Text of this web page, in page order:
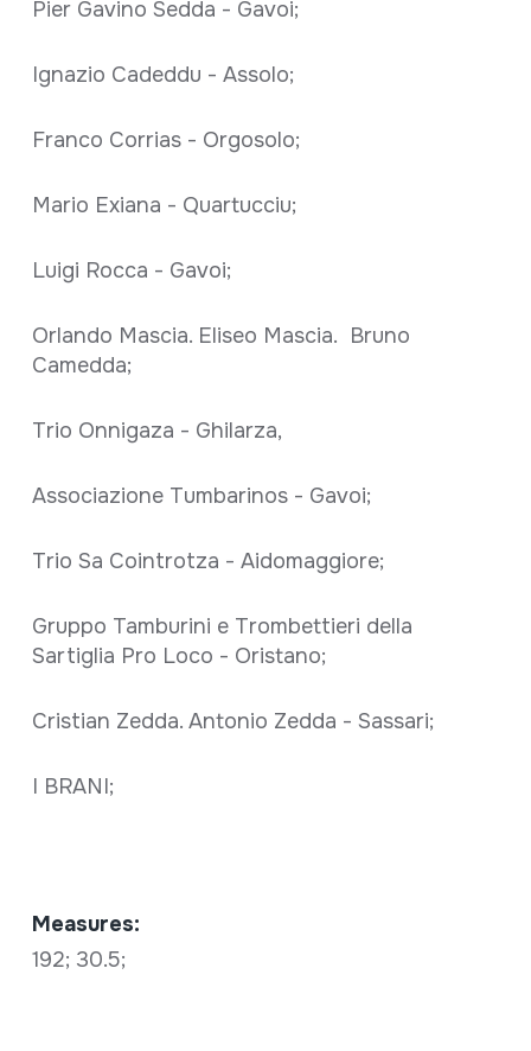
Pier Gavino Sedda - Gavoi;
Ignazio Cadeddu - Assolo;
Franco Corrias - Orgosolo;
Mario Exiana - Quartucciu;
Luigi Rocca - Gavoi;
Orlando Mascia. Eliseo Mascia. Bruno
Camedda;
Trio Onnigaza - Ghilarza,
Associazione Tumbarinos - Gavoi;
Trio Sa Cointrotza - Aidomaggiore;
Gruppo Tamburini e Trombettieri della
Sartiglia Pro Loco - Oristano;
Cristian Zedda. Antonio Zedda - Sassari;
I BRANI;
Measures:
192; 30.5;